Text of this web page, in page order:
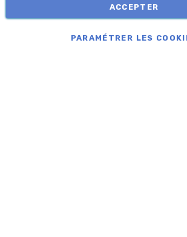
ACCEPTER
PARAMÉTRER LES